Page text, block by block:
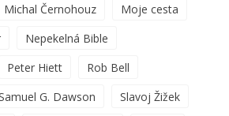
Michal Černohouz
Moje cesta
Nepekelná Bible
Peter Hiett
Rob Bell
G. Dawson
Slavoj Žižek